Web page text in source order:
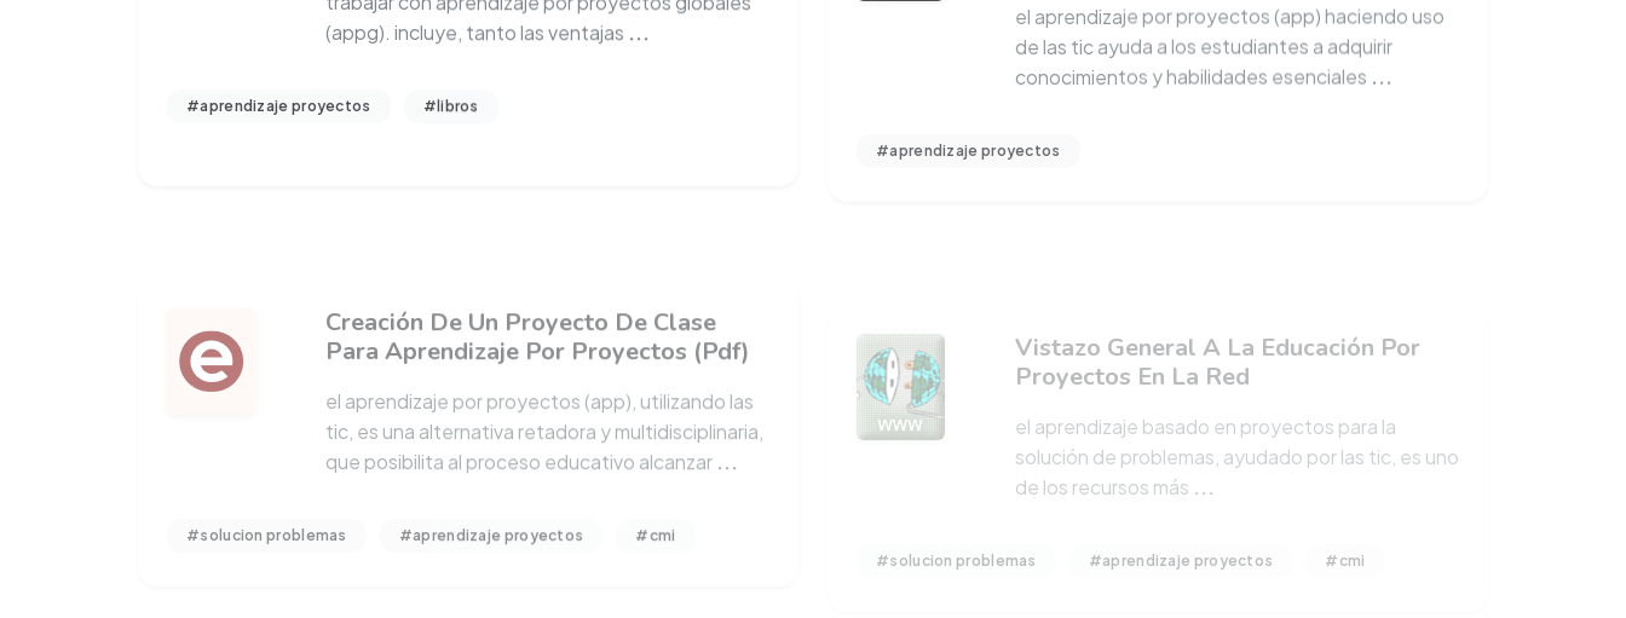
(appg). incluye, tanto las ventajas...
de las tic ayuda a los estudiantes a adquirir
conocimientos y habilidades esenciales...
el aprendizaje por proyectos (app), utilizando las
que posibilita al proceso educativo alcanzar...
#solucion problemas #aprendizaje proyectos
el aprendizaje basado en proyectos para la
solución de problemas, ayudado por las tic, es uno
#solucion problemas #aprendizaje proyectos